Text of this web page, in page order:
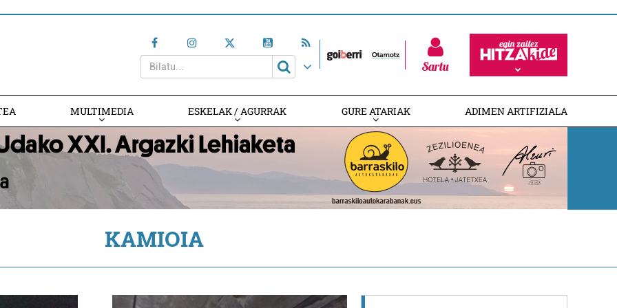
Sartu
MULTIMEDIA ESKELAK / AGURRAK GURE ATARIAK ADIMEN ARTIFIZIALA
KAMIOIA